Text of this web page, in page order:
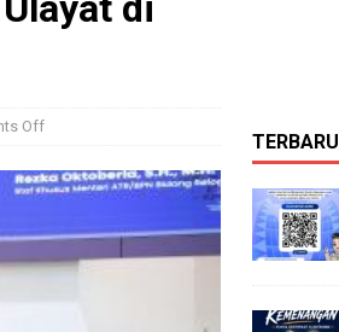
Off
TERBARU